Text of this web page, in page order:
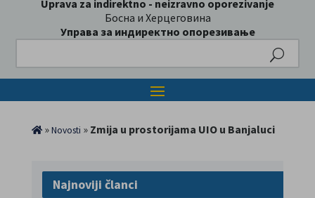
Uprava za indirektno - neizravno oporezivanje
Босна и Херцеговина
Управа за индиректно опорезивање
»Novosti » Zmija u prostorijama UIO u Banjaluci
Najnoviji članci